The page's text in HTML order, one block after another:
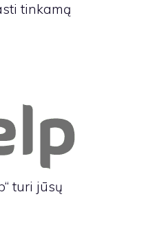
tinkamą
turi jūsų